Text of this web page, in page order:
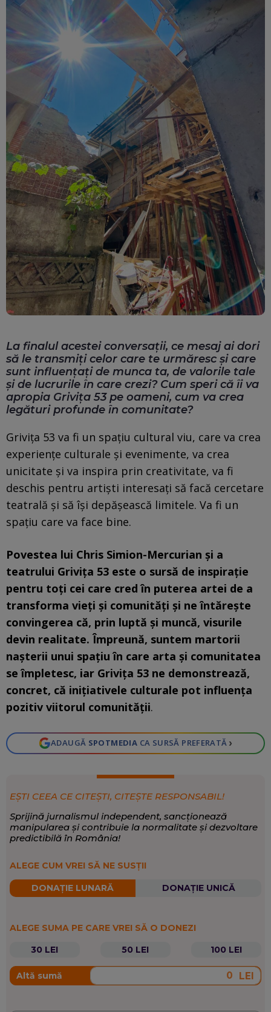
La finalul acestei conversații, ce mesaj ai dori
să le transmiți celor care te urmăresc și care
sunt influențați de munca ta, de valorile tale
și de lucrurile în care crezi? Cum speri că îi va
apropia Grivița 53 pe oameni, cum va crea
legături profunde în comunitate?
Grivița 53 va fi un spațiu cultural viu, care va crea
experiențe culturale și evenimente, va crea
unicitate și va inspira prin creativitate, va fi
deschis pentru artiști interesați să facă cercetare
teatrală și să își depășească limitele. Va fi un
spațiu care va face bine.
Povestea lui Chris Simion-Mercurian și a
teatrului Grivița 53 este o sursă de inspirație
pentru toți cei care cred în puterea artei de a
transforma vieți și comunități și ne întărește
convingerea că, prin luptă și muncă, visurile
devin realitate. Împreună, suntem martorii
nașterii unui spațiu în care arta și comunitatea
se împletesc, iar Grivița 53 ne demonstrează,
concret, că inițiativele culturale pot influența
pozitiv viitorul comunității.
ADAUGĂ SPOTMEDIA CA SURSĂ PREFERATĂ ›
EȘTI CEEA CE CITEȘTI, CITEȘTE RESPONSABIL!
Sprijină jurnalismul independent, sancționează
manipularea și contribuie la normalitate și dezvoltare
predictibilă în România!
ALEGE CUM VREI SĂ NE SUSȚII
DONAȚIE LUNARĂ DONAȚIE UNICĂ
ALEGE SUMA PE CARE VREI SĂ O DONEZI
30 LEI
50 LEI 100 LEI
Altă sumă LEI